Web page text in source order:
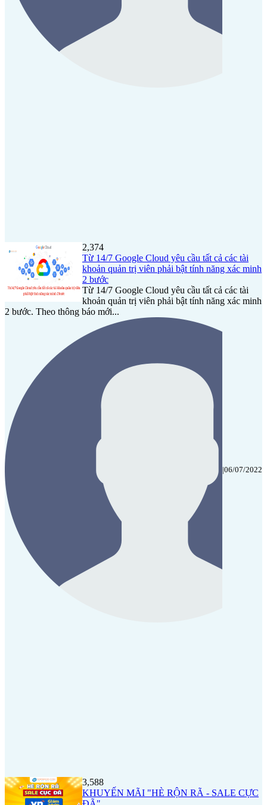
2,374
Từ 14/7 Google Cloud yêu cầu tất cả các tài
khoản quản trị viên phải bật tính năng xác minh
2 bước
Từ 14/7 Google Cloud yêu cầu tất cả các tài
khoản quản trị viên phải bật tính năng xác minh
2 bước. Theo thông báo mới...
|06/07/2022
3,588
KHUYẾN MÃI "HÈ RỘN RÃ - SALE CỰC